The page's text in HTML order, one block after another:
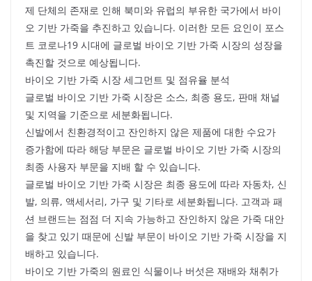
제 단체의 존재로 인해 북미와 유럽의 부유한 국가에서 바이
오 기반 가죽을 추진하고 있습니다. 이러한 모든 요인이 포스
트 코로나19 시대에 글로벌 바이오 기반 가죽 시장의 성장을
촉진할 것으로 예상됩니다.
바이오 기반 가죽 시장 세그먼트 및 점유율 분석
글로벌 바이오 기반 가죽 시장은 소스, 최종 용도, 판매 채널
및 지역을 기준으로 세분화됩니다.
신발에서 친환경적이고 잔인하지 않은 제품에 대한 수요가
증가함에 따라 해당 부문은 글로벌 바이오 기반 가죽 시장의
최종 사용자 부문을 지배 할 수 있습니다.
글로벌 바이오 기반 가죽 시장은 최종 용도에 따라 자동차, 신
발, 의류, 액세서리, 가구 및 기타로 세분화됩니다. 고객과 패
션 브랜드는 점점 더 지속 가능하고 잔인하지 않은 가죽 대안
을 찾고 있기 때문에 신발 부문이 바이오 기반 가죽 시장을 지
배하고 있습니다.
바이오 기반 가죽의 원료인 식물이나 버섯은 재배와 채취가